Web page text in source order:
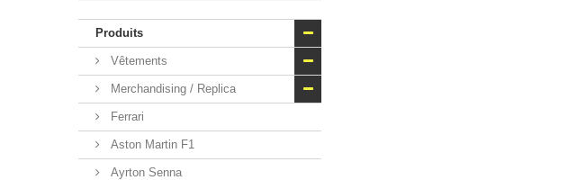
Produits
Vêtements
Merchandising / Replica
Ferrari
Aston Martin F1
Ayrton Senna